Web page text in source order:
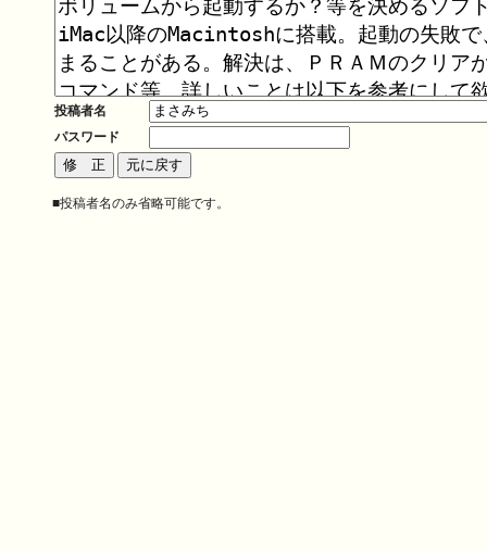
投稿者名
パスワード
■投稿者名のみ省略可能です。